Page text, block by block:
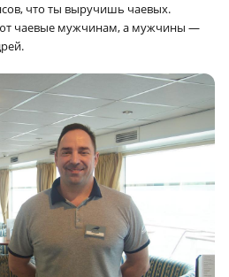
что ты выручишь чаевых.
чаевые мужчинам, а мужчины —